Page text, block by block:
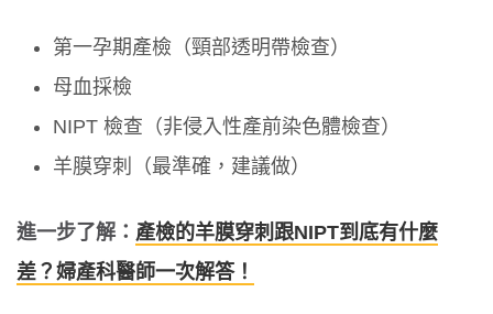
第一孕期產檢（頸部透明帶檢查）
母血採檢
NIPT 檢查（非侵入性產前染色體檢查）
羊膜穿刺（最準確，建議做）
進一步了解： 產檢的羊膜穿刺跟NIPT到底有什麼
差？婦產科醫師一次解答！